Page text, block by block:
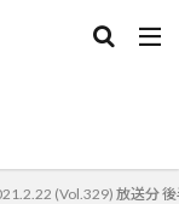
(Vol.329) 放送分